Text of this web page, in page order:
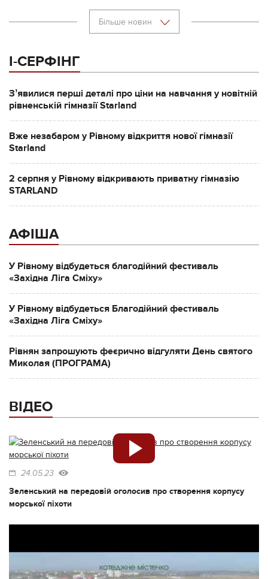
Більше новин
І-СЕРФІНГ
Зʼявилися перші деталі про ціни на навчання у новітній
рівненській гімназії Starland
Вже незабаром у Рівному відкриття нової гімназії
Starland
2 серпня у Рівному відкривають приватну гімназію
STARLAND
АФІША
У Рівному відбудеться благодійний фестиваль
«Західна Ліга Сміху»
У Рівному відбудеться Благодійний фестиваль
«Західна Ліга Сміху»
Рівнян запрошують феєрично відгуляти День святого
Миколая (ПРОГРАМА)
ВІДЕО
24.05.23
Зеленський на передовій оголосив про створення корпусу
морської піхоти